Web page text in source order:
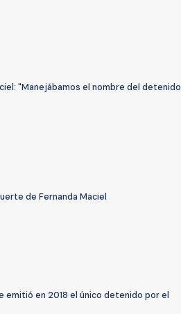
"Manejábamos el nombre del detenido
de Fernanda Maciel
emitió en 2018 el único detenido por el